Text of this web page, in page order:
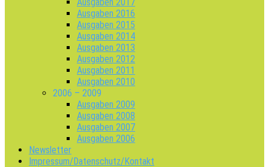
Ausgaben 2016
Ausgaben 2015
Ausgaben 2014
Ausgaben 2013
Ausgaben 2012
Ausgaben 2011
Ausgaben 2010
2006 – 2009
Ausgaben 2009
Ausgaben 2008
Ausgaben 2007
Ausgaben 2006
Newsletter
Impressum/Datenschutz/Kontakt